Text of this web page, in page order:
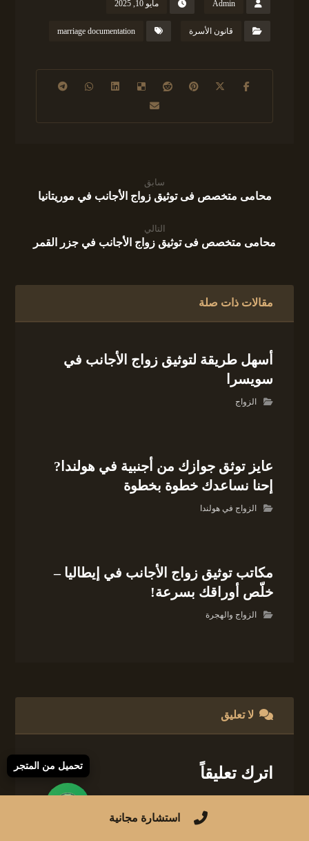
Admin مايو 10, 2025
قانون الأسرة marriage documentation
سابق
محامى متخصص فى توثيق زواج الأجانب في موريتانيا
التالي
محامى متخصص فى توثيق زواج الأجانب في جزر القمر
مقالات ذات صلة
أسهل طريقة لتوثيق زواج الأجانب في
سويسرا
الزواج
عايز توثق جوازك من أجنبية في هولندا?
إحنا نساعدك خطوة بخطوة
الزواج في هولندا
مكاتب توثيق زواج الأجانب في إيطاليا –
خلّص أوراقك بسرعة!
الزواج والهجرة
لا تعليق
اترك تعليقاً
الإلزامية مشار إليها بـ*
استشارة مجانية
تحميل من المتجر